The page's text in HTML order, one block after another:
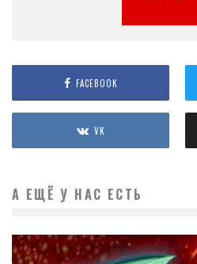
FACEBOOK
VK
А ЕЩЁ У НАС ЕСТЬ